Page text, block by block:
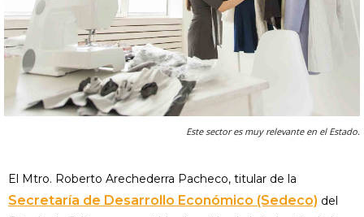
Este sector es muy relevante en el Estado.
El Mtro. Roberto Arechederra Pacheco, titular de la
Secretaría de Desarrollo Económico (Sedeco) del